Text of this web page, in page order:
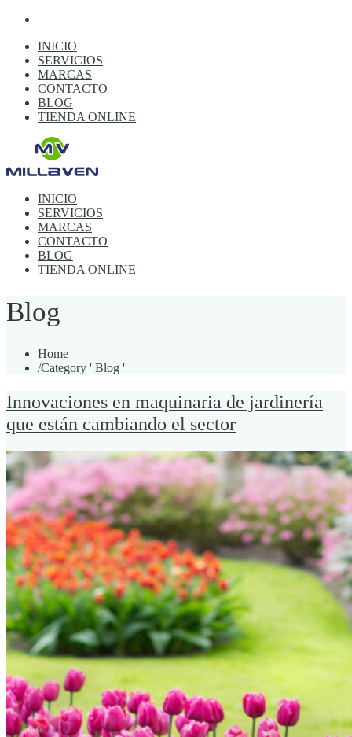
INICIO
SERVICIOS
MARCAS
CONTACTO
BLOG
TIENDA ONLINE
INICIO
SERVICIOS
MARCAS
CONTACTO
BLOG
TIENDA ONLINE
Blog
Home
/Category ' Blog '
Innovaciones en maquinaria de jardinería
que están cambiando el sector